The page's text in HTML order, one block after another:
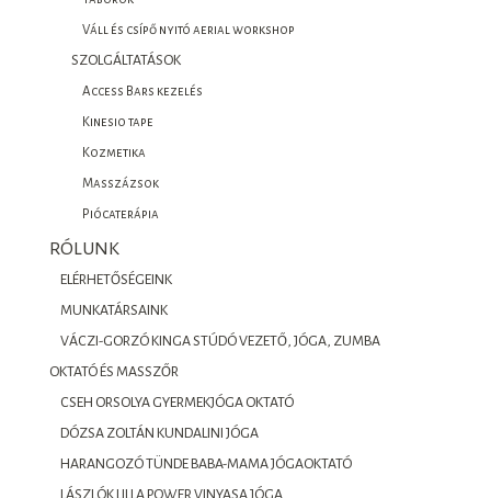
Váll és csípő nyitó aerial workshop
SZOLGÁLTATÁSOK
Access Bars kezelés
Kinesio tape
Kozmetika
Masszázsok
Piócaterápia
RÓLUNK
ELÉRHETŐSÉGEINK
MUNKATÁRSAINK
VÁCZI-GORZÓ KINGA STÚDÓ VEZETŐ, JÓGA, ZUMBA
OKTATÓ ÉS MASSZŐR
CSEH ORSOLYA GYERMEKJÓGA OKTATÓ
DÓZSA ZOLTÁN KUNDALINI JÓGA
HARANGOZÓ TÜNDE BABA-MAMA JÓGAOKTATÓ
LÁSZLÓK LILLA POWER VINYASA JÓGA